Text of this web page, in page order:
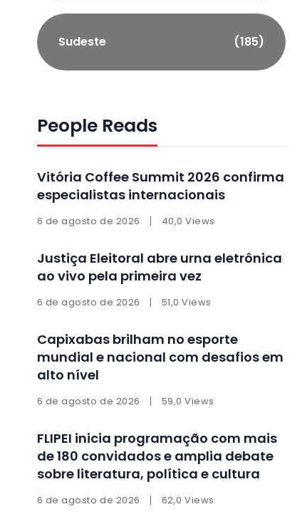
Sudeste (185)
People Reads
Vitória Coffee Summit 2026 confirma
especialistas internacionais
6 de agosto de 2026 40,0 Views
Justiça Eleitoral abre urna eletrônica
ao vivo pela primeira vez
6 de agosto de 2026 51,0 Views
Capixabas brilham no esporte
mundial e nacional com desafios em
alto nível
6 de agosto de 2026 59,0 Views
FLIPEI inicia programação com mais
de 180 convidados e amplia debate
sobre literatura, política e cultura
6 de agosto de 2026 62,0 Views